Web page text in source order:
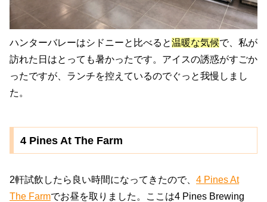
ハンターバレーはシドニーと比べると温暖な気候で、私が
訪れた日はとっても暑かったです。アイスの誘惑がすごか
ったですが、ランチを控えているのでぐっと我慢しまし
た。
4 Pines At The Farm
2軒試飲したら良い時間になってきたので、 4 Pines At
The Farmでお昼を取りました。ここは4 Pines Brewing